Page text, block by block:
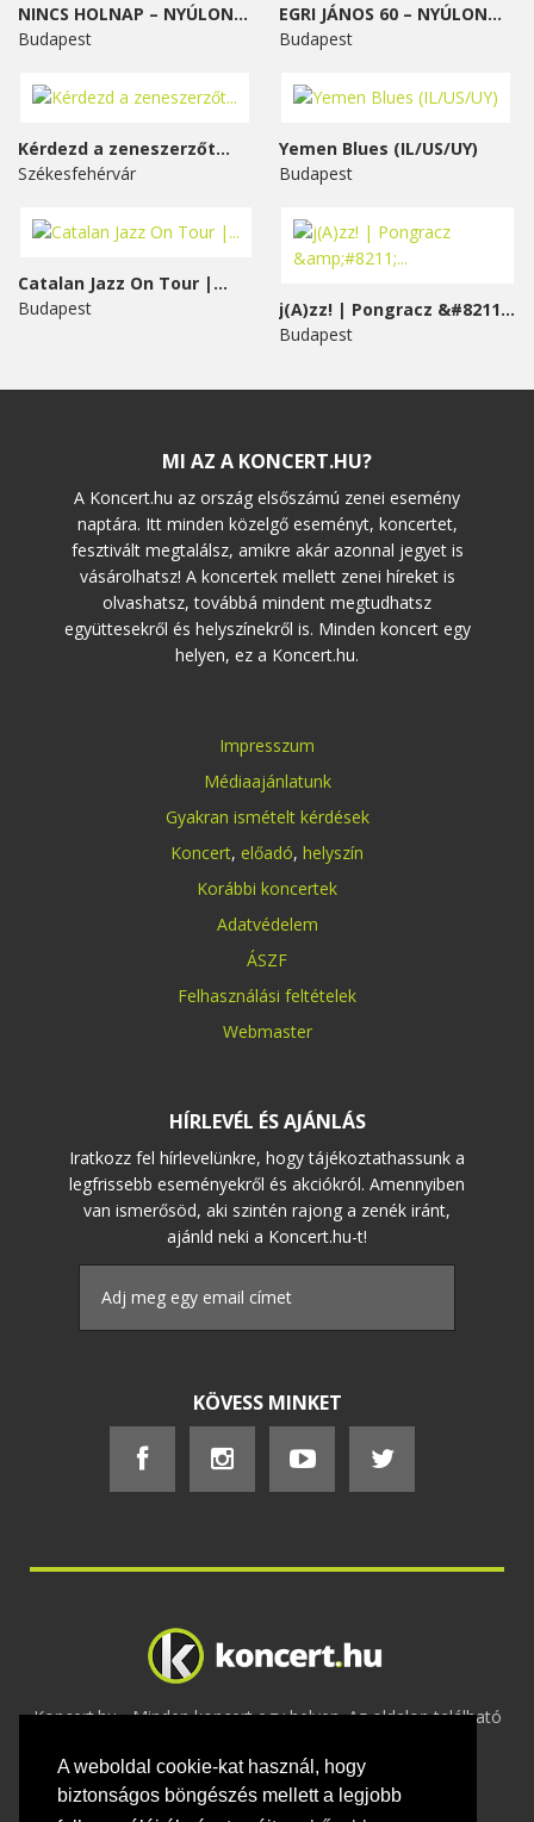
A weboldal cookie-kat használ, hogy
biztonságos böngészés mellett a legjobb
NINCS HOLNAP – NYÚLON...
Budapest
EGRI JÁNOS 60 – NYÚLON...
Budapest
Kérdezd a zeneszerzőt...
Székesfehérvár
Yemen Blues (IL/US/UY)
Budapest
Catalan Jazz On Tour |...
Budapest
j(A)zz! | Pongracz &#8211;...
Budapest
MI AZ A KONCERT.HU?
A Koncert.hu az ország elsőszámú zenei esemény
naptára. Itt minden közelgő eseményt, koncertet,
fesztivált megtalálsz, amikre akár azonnal jegyet is
vásárolhatsz! A koncertek mellett zenei híreket is
olvashatsz, továbbá mindent megtudhatsz
együttesekről és helyszínekről is. Minden koncert egy
helyen, ez a Koncert.hu.
Impresszum
Médiaajánlatunk
Gyakran ismételt kérdések
Koncert, előadó, helyszín
Korábbi koncertek
Adatvédelem
ÁSZF
Felhasználási feltételek
Webmaster
HÍRLEVÉL ÉS AJÁNLÁS
Iratkozz fel hírlevelünkre, hogy tájékoztathassunk a
legfrissebb eseményekről és akciókról. Amennyiben
van ismerősöd, aki szintén rajong a zenék iránt,
ajánld neki a Koncert.hu-t!
KÖVESS MINKET
Koncert.hu - Minden koncert egy helyen. Az oldalon található
2020 Adatvédelem-ÁSZF-Felhasználási
feltételek-Webmaster- Kapcsolat és üzenet küldés